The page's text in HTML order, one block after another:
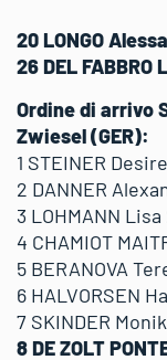
20 LONGO
26 DEL FABBRO
Ordine di arrivo
Zwiesel (GER):
1 STEINER
2 DANNER
3 LOHMANN Lisa
4 CHAMIOT
5 BERANOVA
6 HALVORSEN
7 SKINDER
8 DE ZOLT